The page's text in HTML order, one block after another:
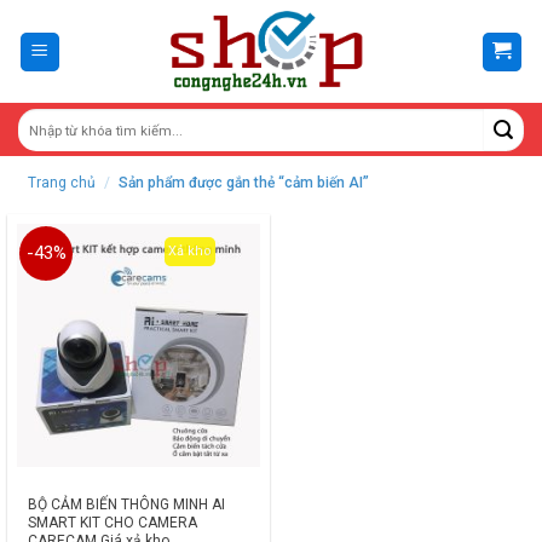
content
Trang chủ / Sản phẩm được gắn thẻ “cảm biến AI”
-43% Xả kho
BỘ CẢM BIẾN THÔNG MINH AI
SMART KIT CHO CAMERA